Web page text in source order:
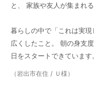
と、 家族や友人が集まれ
暮らしの中で「これは実
広くしたこと。 朝の身支
日をスタートできています
（岩出市在住 / Ｕ様）